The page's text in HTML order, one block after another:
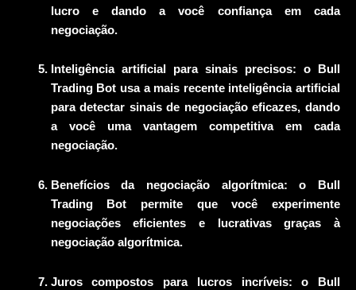
lucro e dando a você confiança em cada
negociação.
Inteligência artificial para sinais precisos: o Bull
Trading Bot usa a mais recente inteligência artificial
para detectar sinais de negociação eficazes, dando
a você uma vantagem competitiva em cada
negociação.
Benefícios da negociação algorítmica: o Bull
Trading Bot permite que você experimente
negociações eficientes e lucrativas graças à
negociação algorítmica.
Juros compostos para lucros incríveis: o Bull